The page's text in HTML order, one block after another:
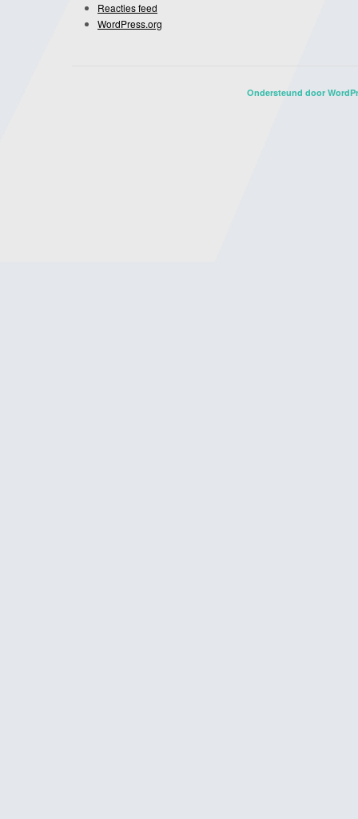
Reacties feed
WordPress.org
Ondersteund door